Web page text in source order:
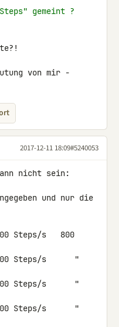
gemeint ?
von mir -
2017-12-11 18:09#5240053
nicht sein:
und nur die
Steps/s   800